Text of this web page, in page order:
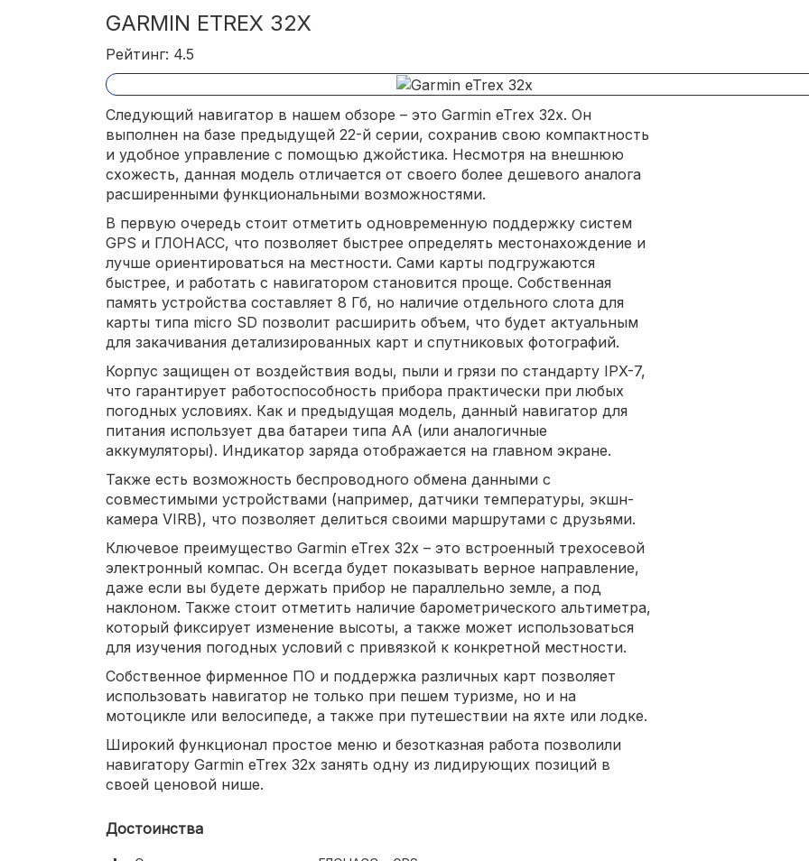
GARMIN ETREX 32X
Рейтинг: 4.5
Следующий навигатор в нашем обзоре – это Garmin eTrex 32x. Он
выполнен на базе предыдущей 22-й серии, сохранив свою компактность
и удобное управление с помощью джойстика. Несмотря на внешнюю
схожесть, данная модель отличается от своего более дешевого аналога
расширенными функциональными возможностями.
В первую очередь стоит отметить одновременную поддержку систем
GPS и ГЛОНАСС, что позволяет быстрее определять местонахождение и
лучше ориентироваться на местности. Сами карты подгружаются
быстрее, и работать с навигатором становится проще. Собственная
память устройства составляет 8 Гб, но наличие отдельного слота для
карты типа micro SD позволит расширить объем, что будет актуальным
для закачивания детализированных карт и спутниковых фотографий.
Корпус защищен от воздействия воды, пыли и грязи по стандарту IPX-7,
что гарантирует работоспособность прибора практически при любых
погодных условиях. Как и предыдущая модель, данный навигатор для
питания использует два батареи типа АА (или аналогичные
аккумуляторы). Индикатор заряда отображается на главном экране.
Также есть возможность беспроводного обмена данными с
совместимыми устройствами (например, датчики температуры, экшн-
камера VIRB), что позволяет делиться своими маршрутами с друзьями.
Ключевое преимущество Garmin eTrex 32x – это встроенный трехосевой
электронный компас. Он всегда будет показывать верное направление,
даже если вы будете держать прибор не параллельно земле, а под
наклоном. Также стоит отметить наличие барометрического альтиметра,
который фиксирует изменение высоты, а также может использоваться
для изучения погодных условий с привязкой к конкретной местности.
Собственное фирменное ПО и поддержка различных карт позволяет
использовать навигатор не только при пешем туризме, но и на
мотоцикле или велосипеде, а также при путешествии на яхте или лодке.
Широкий функционал простое меню и безотказная работа позволили
навигатору Garmin eTrex 32x занять одну из лидирующих позиций в
своей ценовой нише.
Достоинства